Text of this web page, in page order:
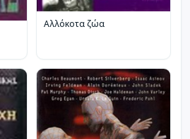
Αλλόκοτα ζώα